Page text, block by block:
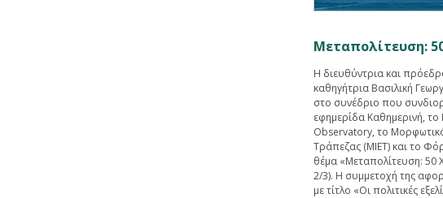
Μεταπολίτευση:
Η διευθύντρια και
καθηγήτρια Βασιλική
στο συνέδριο που
εφημερίδα Καθημερινή, το
Observatory, το
Τράπεζας (ΜΙΕΤ) και το
θέμα «Μεταπολίτευση: 50
2/3). Η συμμετοχή της
με τίτλο «Οι πολιτικές